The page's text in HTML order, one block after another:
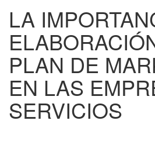
LA
PLAN DE
EN LAS
SERVICIOS